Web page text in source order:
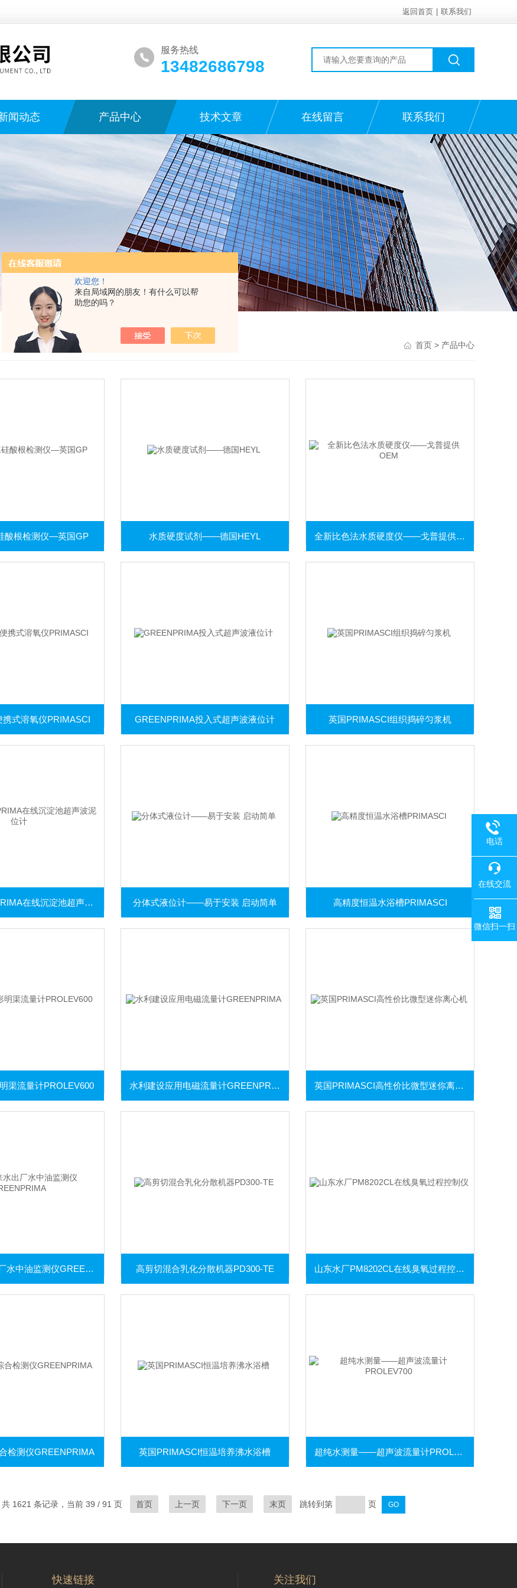
欢迎您！
来自局域网的朋友！有什么可以帮
助您的吗？
返回首页 联系我们
服务热线
13482686798
闻动态 产品中心 技术文章 在线留言 联系我们
首页 > 产品中心
酸根检测仪—英国GP 水质硬度试剂——德国HEYL 全新比色法水质硬度仪——戈普提供OEM
携式溶氧仪PRIMASCI GREENPRIMA投入式超声波液位计 英国PRIMASCI组织捣碎匀浆机
英国GREENPRIMA在线沉淀池超声波泥位计 分体式液位计——易于安装 启动简单 高精度恒温水浴槽PRIMASCI
渠流量计PROLEV600 水利建设应用电磁流量计GREENPRIMA 英国PRIMASCI高性价比微型迷你离心机
在线自来水出厂水中油监测仪GREENPRIMA 高剪切混合乳化分散机器PD300-TE 山东水厂PM8202CL在线臭氧过程控制仪
检测仪GREENPRIMA 英国PRIMASCI恒温培养沸水浴槽 超纯水测量——超声波流量计PROLEV700
共 1621 条记录，当前 39 / 91 页 首页 上一页 下一页 末页 跳转到第 页
快速链接 关注我们
电话
在线交流
微信扫一扫